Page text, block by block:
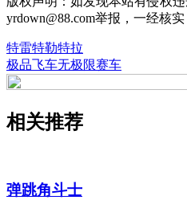
yrdown@88.com举报，一经核
特雷特勒特拉
极品飞车无极限赛车
相关推荐
弹跳角斗士